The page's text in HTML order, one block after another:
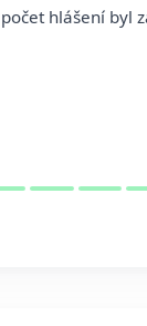
hlášení byl